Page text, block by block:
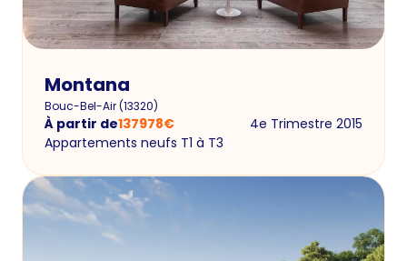
Montana
Bouc-Bel-Air(13320)
À partir de137978€
4e Trimestre 2015
Appartements neufs T1 à T3